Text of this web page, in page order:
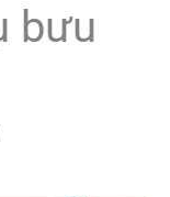
bưu